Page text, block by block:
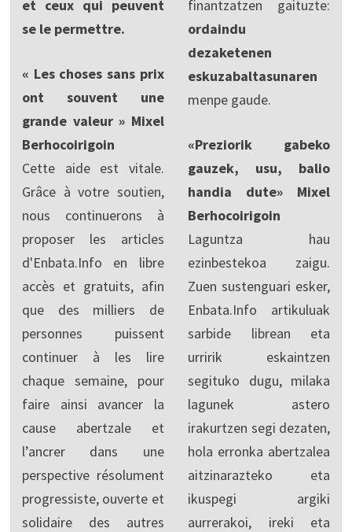
et ceux qui peuvent
se le permettre.
« Les choses sans prix
ont souvent une
grande valeur » Mixel
Berhocoirigoin
Cette aide est vitale.
Grâce à votre soutien,
nous continuerons à
proposer les articles
d'Enbata.Info en libre
accès et gratuits, afin
que des milliers de
personnes puissent
continuer à les lire
chaque semaine, pour
faire ainsi avancer la
cause abertzale et
l’ancrer dans une
perspective résolument
progressiste, ouverte et
solidaire des autres
finantzatzen gaituzte:
ordaindu
dezaketenen
eskuzabaltasunaren
menpe gaude.
«Preziorik gabeko
gauzek, usu, balio
handia dute» Mixel
Berhocoirigoin
Laguntza hau
ezinbestekoa zaigu.
Zuen sustenguari esker,
Enbata.Info artikuluak
sarbide librean eta
urririk eskaintzen
segituko dugu, milaka
lagunek astero
irakurtzen segi dezaten,
hola erronka abertzalea
aitzinarazteko eta
ikuspegi argiki
aurrerakoi, ireki eta